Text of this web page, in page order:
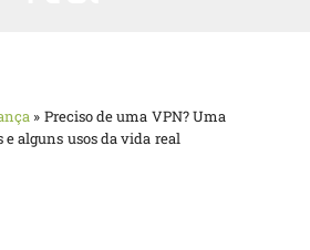
» Preciso de uma VPN? Uma
alguns usos da vida real